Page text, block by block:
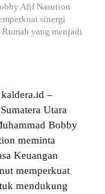
Afif Nasution
sinergi
yang menjadi
kaldera.id –
Utara
Bobby
meminta
Keuangan
memperkuat
mendukung